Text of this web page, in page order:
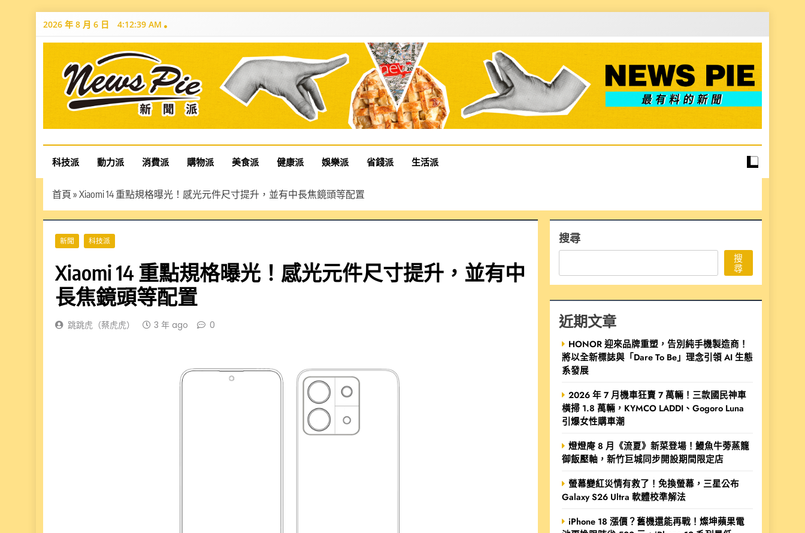
Skip
2026 年 8 月 6 日 4:12:40 AM
News Pie
最有料的新聞
科技派 動力派 消費派 購物派 美食派 健康派 娛樂派 省錢派 生活派
首頁 » Xiaomi 14 重點規格曝光！感光元件尺寸提升，並有中長焦鏡頭等配置
新聞 科技派
Xiaomi 14 重點規格曝光！感光元件尺寸提升，並有中
長焦鏡頭等配置
跳跳虎（蔡虎虎） 3 年 ago 0
搜尋
搜
尋
近期文章
HONOR 迎來品牌重塑，告別純手機製造商！
將以全新標誌與「Dare To Be」理念引領 AI 生態
系發展
2026 年 7 月機車狂賣 7 萬輛！三款國民神車
橫掃 1.8 萬輛，KYMCO LADDI、Gogoro Luna
引爆女性購車潮
燈燈庵 8 月《流夏》新菜登場！鰻魚牛蒡蒸籠
御飯壓軸，新竹巨城同步開設期間限定店
螢幕變紅災情有救了！免換螢幕，三星公布
Galaxy S26 Ultra 軟體校準解法
iPhone 18 漲價？舊機還能再戰！燦坤蘋果電